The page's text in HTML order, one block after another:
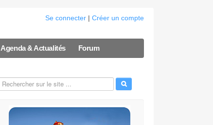
Se connecter | Créer un compte
Agenda & Actualités Forum